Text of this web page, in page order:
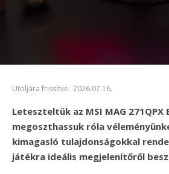
Utoljára frissítve: 2026.07.16.
Leteszteltük az MSI MAG
megoszthassuk róla
kimagasló tulajdonságokkal
játékra ideális megjelenítőről